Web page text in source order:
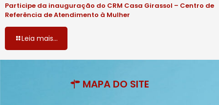
Participe da inauguração do CRM Casa Girassol – Centro de
Referência de Atendimento à Mulher
Leia mais...
MAPA DO SITE